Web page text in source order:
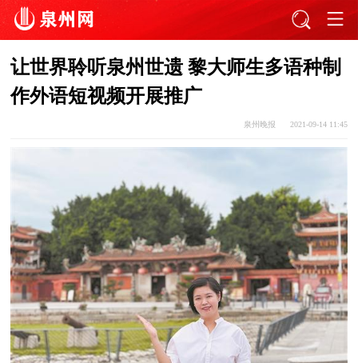
让世界聆听泉州世遗 黎大师生多语种制
作外语短视频开展推广
泉州晚报 2021-09-14 11:45